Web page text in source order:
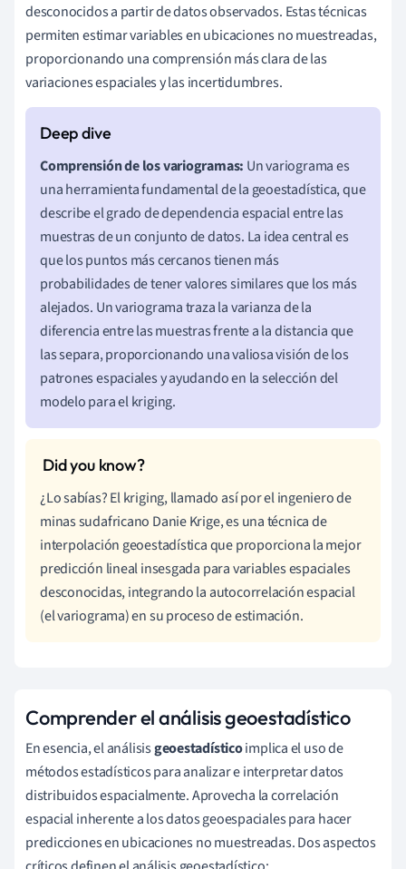
desconocidos a partir de datos observados. Estas técnicas
permiten estimar variables en ubicaciones no muestreadas,
proporcionando una comprensión más clara de las
variaciones espaciales y las incertidumbres.
Comprensión de los variogramas: Un variograma es
una herramienta fundamental de la geoestadística, que
describe el grado de dependencia espacial entre las
muestras de un conjunto de datos. La idea central es
que los puntos más cercanos tienen más
probabilidades de tener valores similares que los más
alejados. Un variograma traza la varianza de la
diferencia entre las muestras frente a la distancia que
las separa, proporcionando una valiosa visión de los
patrones espaciales y ayudando en la selección del
modelo para el kriging.
¿Lo sabías? El kriging, llamado así por el ingeniero de
minas sudafricano Danie Krige, es una técnica de
interpolación geoestadística que proporciona la mejor
predicción lineal insesgada para variables espaciales
desconocidas, integrando la autocorrelación espacial
(el variograma) en su proceso de estimación.
Comprender el análisis geoestadístico
En esencia, el análisisgeoestadísticoimplica el uso de
métodos estadísticos para analizar e interpretar datos
distribuidos espacialmente. Aprovecha la correlación
espacial inherente a los datos geoespaciales para hacer
predicciones en ubicaciones no muestreadas. Dos aspectos